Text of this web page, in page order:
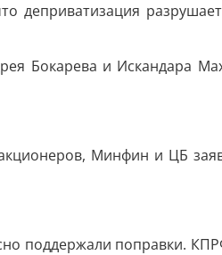
Бокарева и Искандара
Минфин и ЦБ
поддержали поправки.